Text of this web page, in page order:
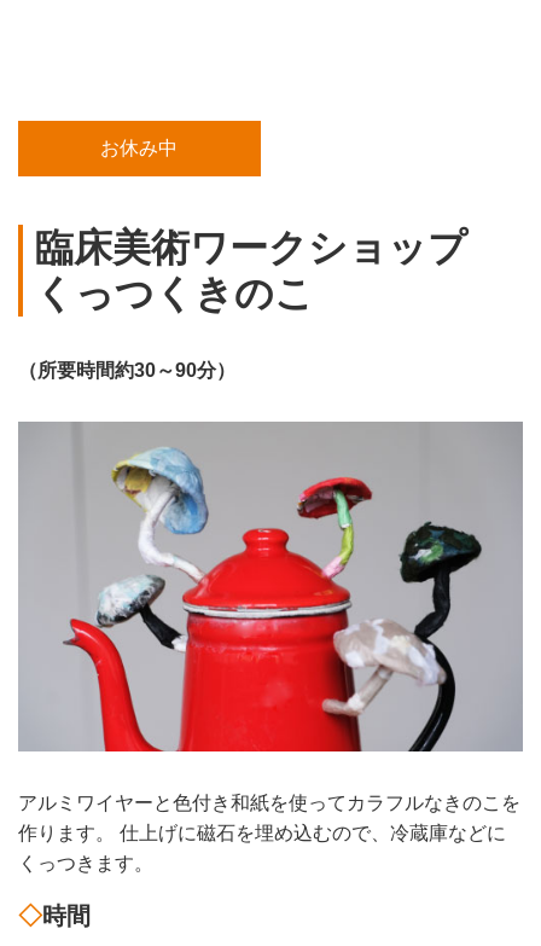
お休み中
臨床美術ワークショップ
くっつくきのこ
（所要時間約30～90分）
アルミワイヤーと色付き和紙を使ってカラフルなきのこを
作ります。 仕上げに磁石を埋め込むので、冷蔵庫などに
くっつきます。
時間